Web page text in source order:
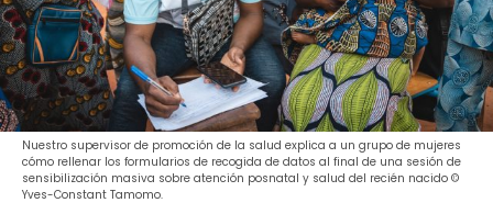
Nuestro supervisor de promoción de la salud explica a un grupo de mujeres
cómo rellenar los formularios de recogida de datos al final de una sesión de
sensibilización masiva sobre atención posnatal y salud del recién nacido ©
Yves-Constant Tamomo.